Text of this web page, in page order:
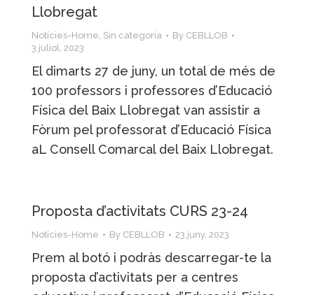
Llobregat
Notícies-Home Sin categoría By CEBLLOB
3 juliol, 2023
El dimarts 27 de juny, un total de més de
100 professors i professores d’Educació
Física del Baix Llobregat van assistir a
Fòrum pel professorat d’Educació Física
aL Consell Comarcal del Baix Llobregat.
Proposta d’activitats CURS 23-24
Notícies-Home By CEBLLOB 23 juny, 2023
Prem al botó i podràs descarregar-te la
proposta d’activitats per a centres